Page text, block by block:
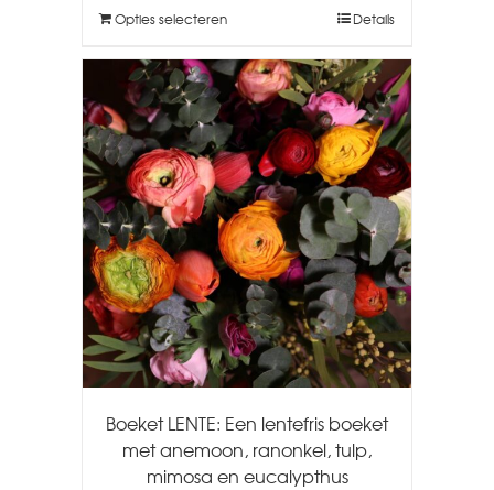
Opties selecteren Details
Boeket LENTE: Een lentefris boeket
met anemoon, ranonkel, tulp,
mimosa en eucalypthus